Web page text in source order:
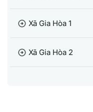
arrow_circle_right Xã Gia Hòa 1
arrow_circle_right Xã Gia Hòa 2